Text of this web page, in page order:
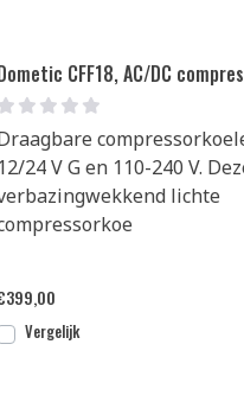
CFF 12 draagbare
CFF18, AC/DC
12/24 V G en 110-240 V.
lichte
399,00
Vergelijk